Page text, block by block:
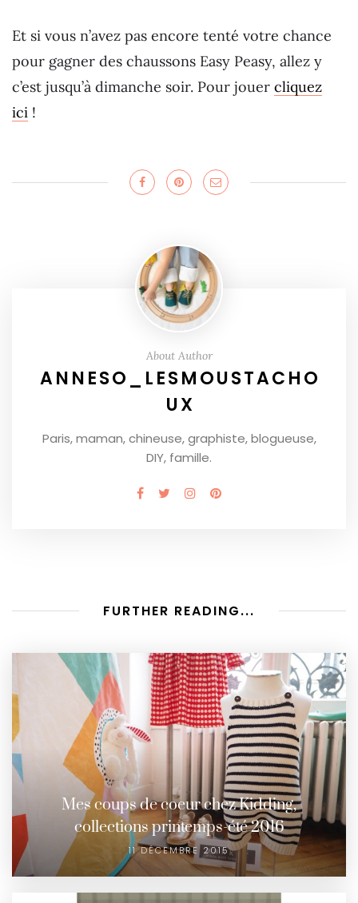
Et si vous n’avez pas encore tenté votre chance
pour gagner des chaussons Easy Peasy, allez y
c’est jusqu’à dimanche soir. Pour jouer cliquez
ici !
About Author
ANNESO_LESMOUSTACHO
UX
Paris, maman, chineuse, graphiste, blogueuse,
DIY, famille.
FURTHER READING...
Mes coups de coeur chez Kidding,
collections printemps-été 2016
11 DÉCEMBRE 2015